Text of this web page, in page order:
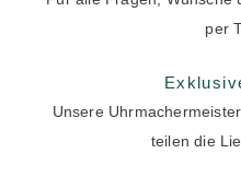
per
Unsere
teilen die